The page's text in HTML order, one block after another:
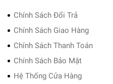
Chính Sách Đổi Trả
Chính Sách Giao Hàng
Chính Sách Thanh Toán
Chính Sách Bảo Mật
Hệ Thống Cửa Hàng